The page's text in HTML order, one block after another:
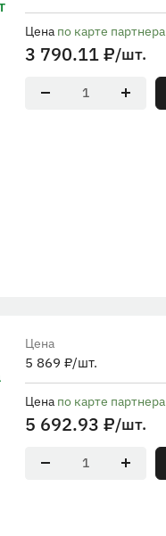
Цена по карте партнера
3 790.11 ₽/шт.
Цена
5 869 ₽/шт.
Цена по карте партнера
5 692.93 ₽/шт.